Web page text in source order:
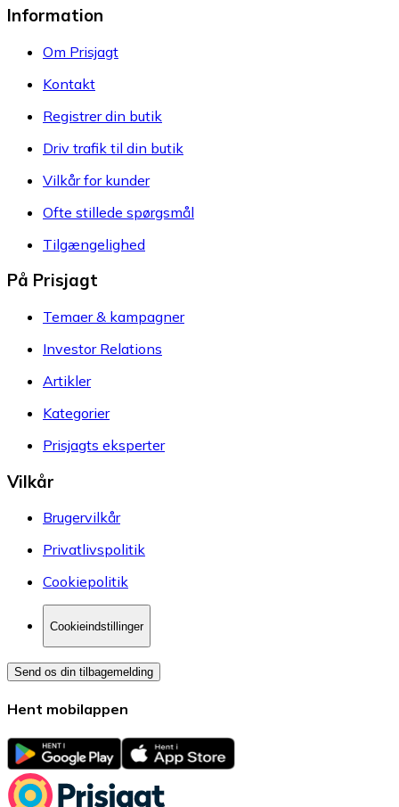
Information
Om Prisjagt
Kontakt
Registrer din butik
Driv trafik til din butik
Vilkår for kunder
Ofte stillede spørgsmål
Tilgængelighed
På Prisjagt
Temaer & kampagner
Investor Relations
Artikler
Kategorier
Prisjagts eksperter
Vilkår
Brugervilkår
Privatlivspolitik
Cookiepolitik
Cookieindstillinger
Send os din tilbagemelding
Hent mobilappen